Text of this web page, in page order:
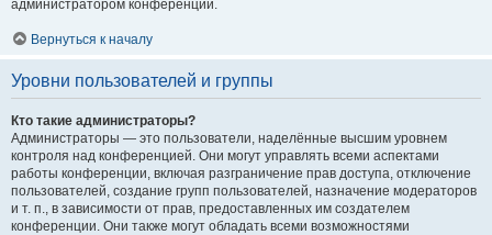
администратором конференции.
Вернуться к началу
Уровни пользователей и группы
Кто такие администраторы?
Администраторы — это пользователи, наделённые высшим уровнем
контроля над конференцией. Они могут управлять всеми аспектами
работы конференции, включая разграничение прав доступа, отключение
пользователей, создание групп пользователей, назначение модераторов
и т. п., в зависимости от прав, предоставленных им создателем
конференции. Они также могут обладать всеми возможностями